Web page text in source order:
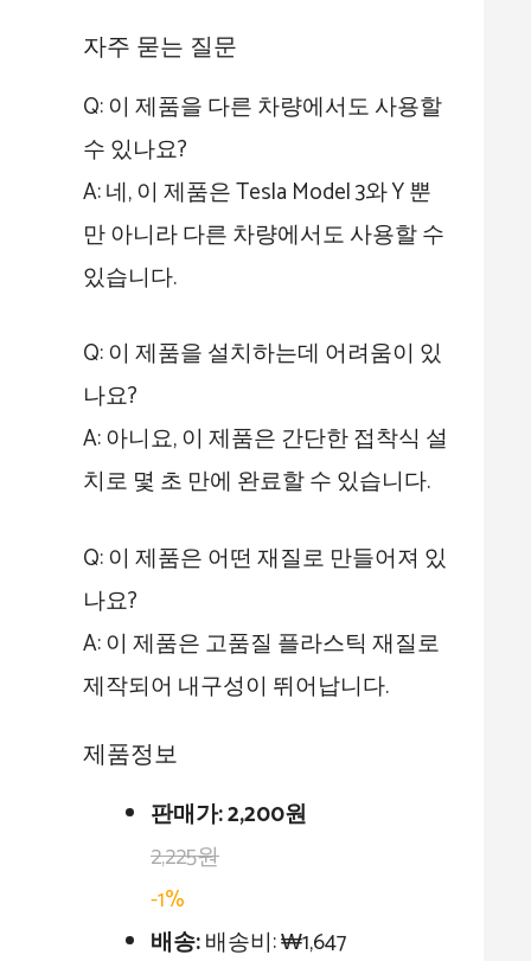
자주 묻는 질문
Q: 이 제품을 다른 차량에서도 사용할
수 있나요?
A: 네, 이 제품은 Tesla Model 3와 Y 뿐
만 아니라 다른 차량에서도 사용할 수
있습니다.
Q: 이 제품을 설치하는데 어려움이 있
나요?
A: 아니요, 이 제품은 간단한 접착식 설
치로 몇 초 만에 완료할 수 있습니다.
Q: 이 제품은 어떤 재질로 만들어져 있
나요?
A: 이 제품은 고품질 플라스틱 재질로
제작되어 내구성이 뛰어납니다.
제품정보
판매가:2,200원
2,225원
-1%
배송:배송비: ₩1,647